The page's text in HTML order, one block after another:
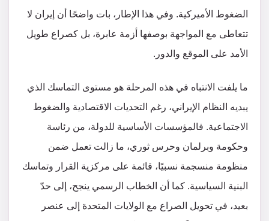
الضغوط الأميركية. وفي هذا الإطار، بات واضحًا أن إيران لا
تتعاطى مع المواجهة بوصفها أزمة عابرة، بل كصراع طويل
الأمد على الموقع والدور.
ما يلفت الانتباه في هذه المرحلة هو مستوى التماسك الذي
يبديه النظام الإيراني، رغم التحديات الاقتصادية والضغوط
الاجتماعية. فالمؤسسات الأساسية للدولة، من رئاسة
وحكومة وبرلمان وحرس ثوري، ما زالت تعمل ضمن
منظومة منسجمة نسبيًا، قائمة على مركزية القرار وتماسك
البنية السياسية. كما أن الخطاب الرسمي ينجح، إلى حدّ
بعيد، في تحويل الصراع مع الولايات المتحدة إلى عنصر